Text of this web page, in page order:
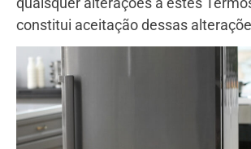
constitui aceitação dessas